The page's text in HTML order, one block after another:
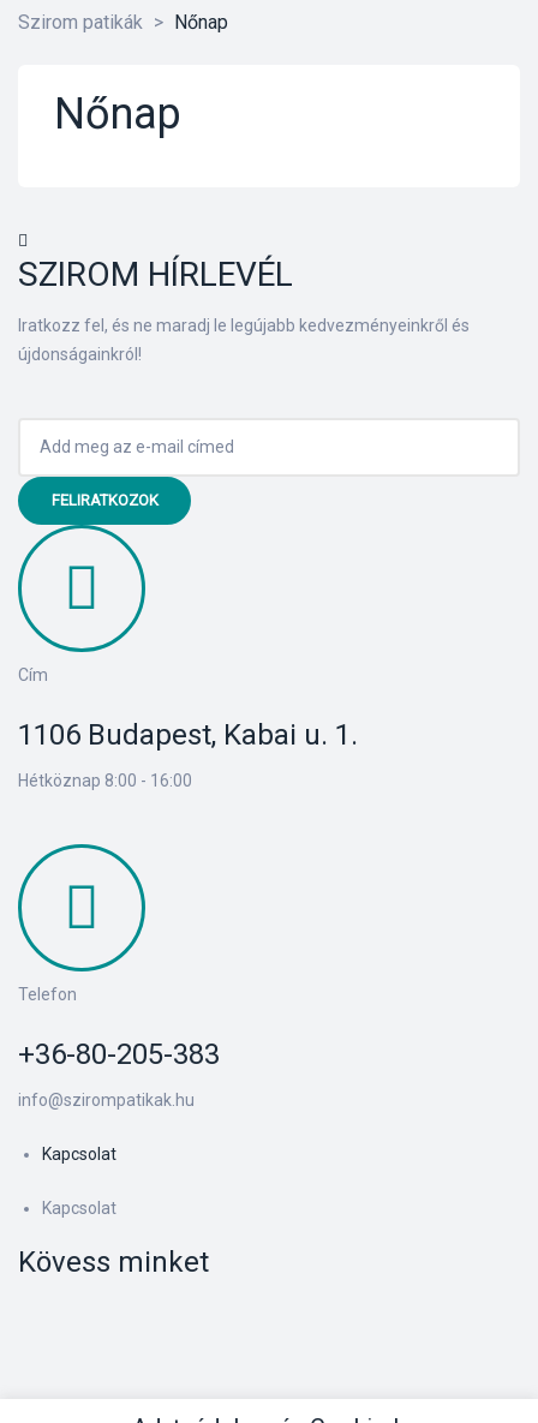
Szirom patikák > Nőnap
Nőnap
SZIROM HÍRLEVÉL
Iratkozz fel, és ne maradj le legújabb kedvezményeinkről és
újdonságainkról!
FELIRATKOZOK
Cím
1106 Budapest, Kabai u. 1.
Hétköznap 8:00 - 16:00
Telefon
+36-80-205-383
info@szirompatikak.hu
Kapcsolat
Kapcsolat
Kövess minket
ml
és E-